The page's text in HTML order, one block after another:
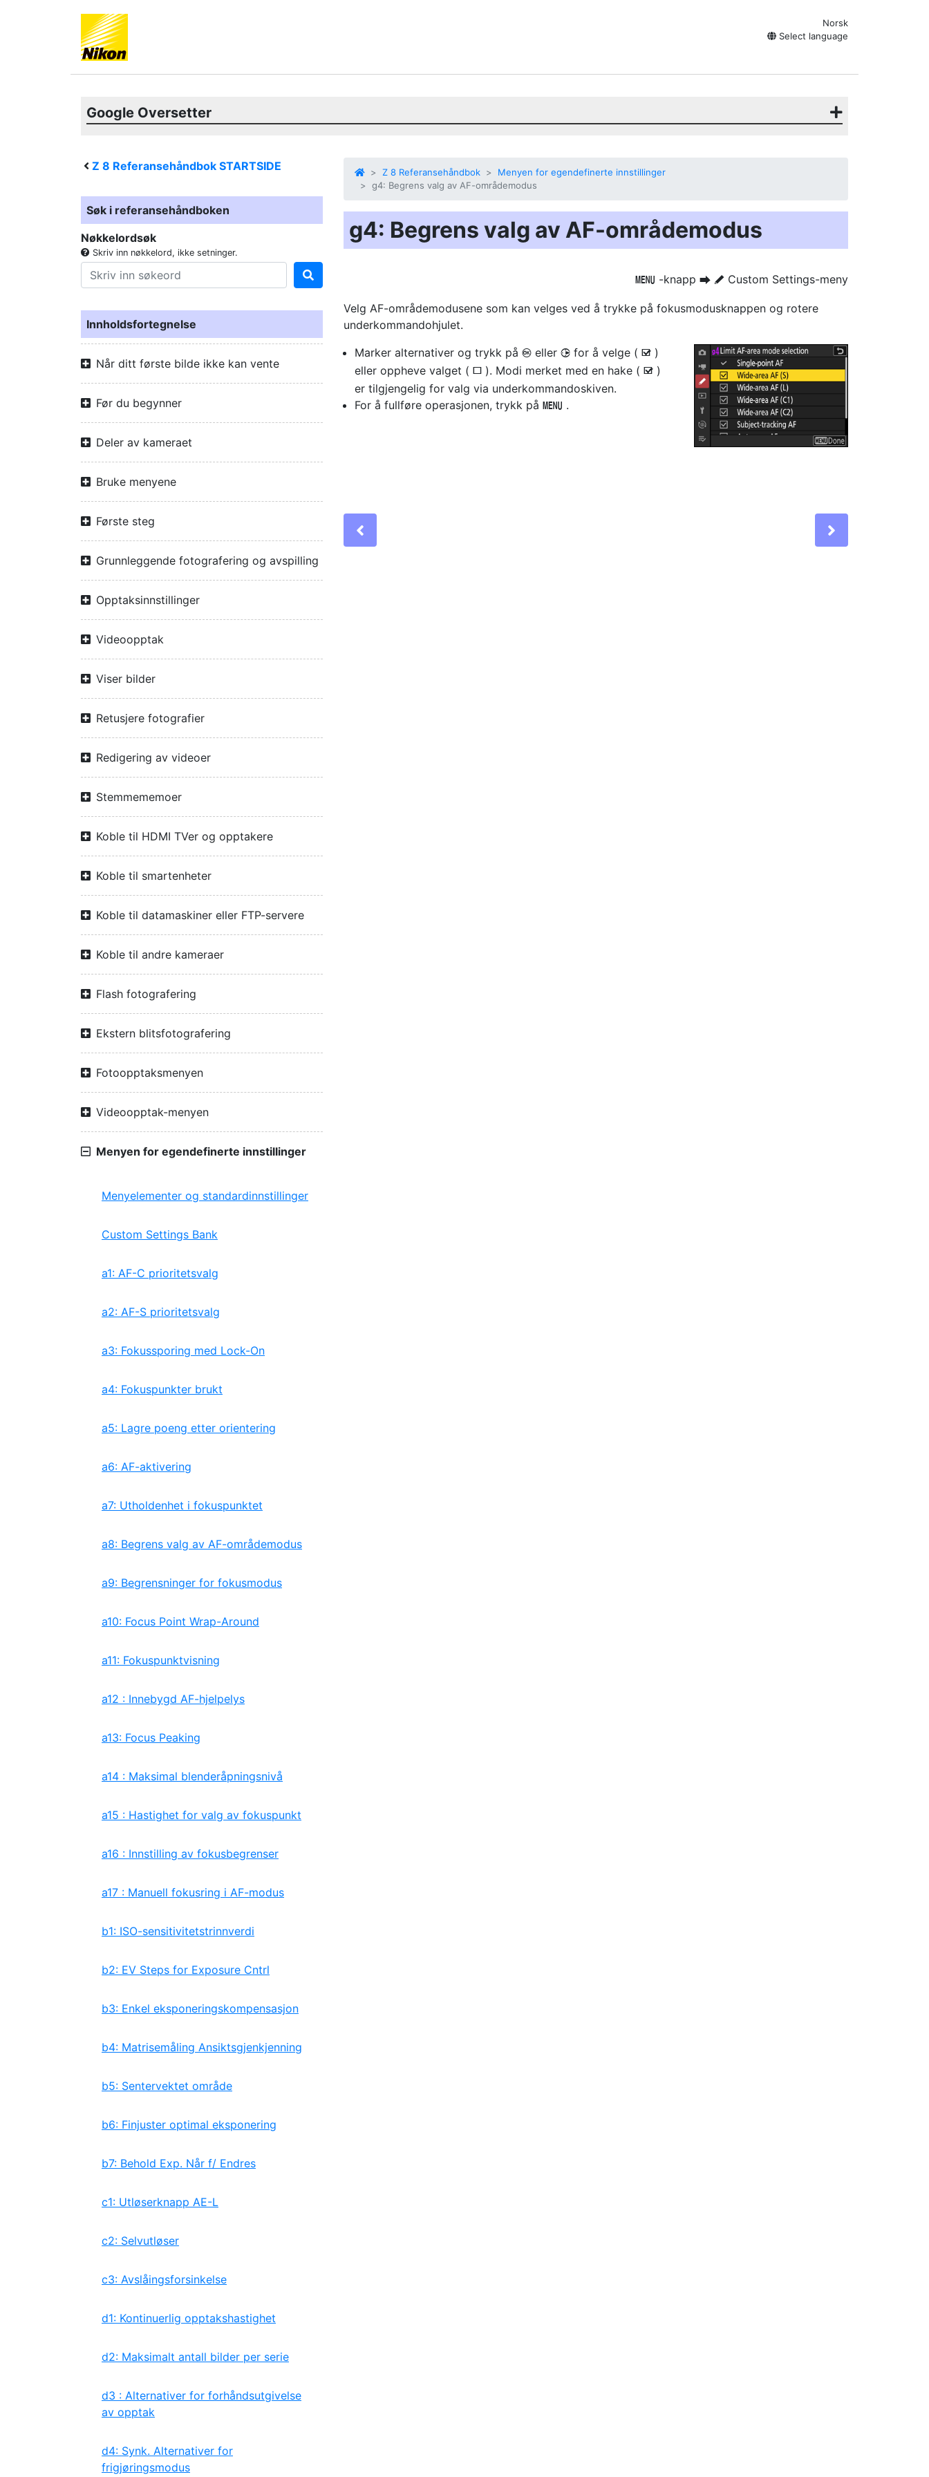
Norsk
Select language
Google Oversetter
Z 8 Referansehåndbok STARTSIDE
Søk i referansehåndboken
Nøkkelordsøk
Skriv inn nøkkelord, ikke setninger.
Innholdsfortegnelse
Når ditt første bilde ikke kan vente
Før du begynner
Deler av kameraet
Bruke menyene
Første steg
Grunnleggende fotografering og avspilling
Opptaksinnstillinger
Videoopptak
Viser bilder
Retusjere fotografier
Redigering av videoer
Stemmememoer
Koble til HDMI TVer og opptakere
Koble til smartenheter
Koble til datamaskiner eller FTP-servere
Koble til andre kameraer
Flash fotografering
Ekstern blitsfotografering
Fotoopptaksmenyen
Videoopptak-menyen
Menyen for egendefinerte innstillinger
Menyelementer og standardinnstillinger
Custom Settings Bank
a1: AF-C prioritetsvalg
a2: AF-S prioritetsvalg
a3: Fokussporing med Lock-On
a4: Fokuspunkter brukt
a5: Lagre poeng etter orientering
a6: AF-aktivering
a7: Utholdenhet i fokuspunktet
a8: Begrens valg av AF-områdemodus
a9: Begrensninger for fokusmodus
a10: Focus Point Wrap-Around
a11: Fokuspunktvisning
a12 : Innebygd AF-hjelpelys
a13: Focus Peaking
a14 : Maksimal blenderåpningsnivå
a15 : Hastighet for valg av fokuspunkt
a16 : Innstilling av fokusbegrenser
a17 : Manuell fokusring i AF-modus
b1: ISO-sensitivitetstrinnverdi
b2: EV Steps for Exposure Cntrl
b3: Enkel eksponeringskompensasjon
b4: Matrisemåling Ansiktsgjenkjenning
b5: Sentervektet område
b6: Finjuster optimal eksponering
b7: Behold Exp. Når f/ Endres
c1: Utløserknapp AE-L
c2: Selvutløser
c3: Avslåingsforsinkelse
d1: Kontinuerlig opptakshastighet
d2: Maksimalt antall bilder per serie
d3 : Alternativer for forhåndsutgivelse
av opptak
d4: Synk. Alternativer for
frigjøringsmodus
Z 8 Referansehåndbok
Menyen for egendefinerte innstillinger
g4: Begrens valg av AF-områdemodus
g4: Begrens valg av AF-områdemodus
G -knapp U A Custom Settings-meny
Velg AF-områdemodusene som kan velges ved å trykke på fokusmodusknappen og rotere
underkommandohjulet.
Marker alternativer og trykk på J eller 2 for å velge ( M )
eller oppheve valget ( U ). Modi merket med en hake ( M )
er tilgjengelig for valg via underkommandoskiven.
For å fullføre operasjonen, trykk på G .